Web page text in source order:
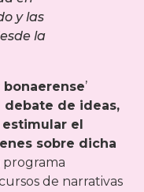
y las
la
bonaerense’
de ideas,
el
sobre dicha
programa
de narrativas